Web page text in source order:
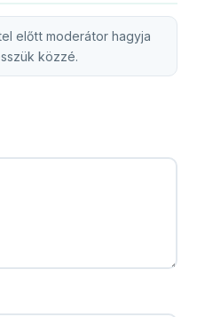
előtt moderátor hagyja
közzé.